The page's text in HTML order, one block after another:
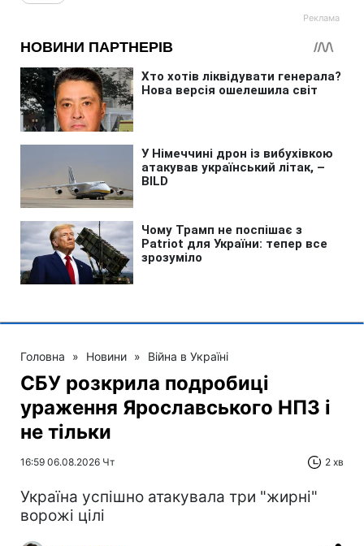
Головна » Новини » Війна в Україні
СБУ розкрила подробиці
ураження Ярославського НПЗ і
не тільки
16:59 06.08.2026 Чт 2 хв
Україна успішно атакувала три "жирні"
ворожі цілі